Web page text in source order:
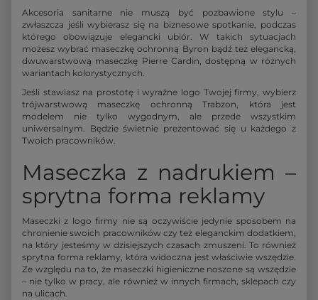
Akcesoria sanitarne nie muszą być pozbawione stylu –
zwłaszcza jeśli wybierasz się na biznesowe spotkanie, podczas
którego obowiązuje elegancki ubiór. W takich sytuacjach
możesz wybrać maseczkę ochronną Byron bądź też elegancką,
dwuwarstwową maseczkę Pierre Cardin, dostępną w różnych
wariantach kolorystycznych.
Jeśli stawiasz na prostotę i wyraźne logo Twojej firmy, wybierz
trójwarstwową maseczkę ochronną Trabzon, która jest
modelem nie tylko wygodnym, ale przede wszystkim
uniwersalnym. Będzie świetnie prezentować się u każdego z
Twoich pracowników.
Maseczka z nadrukiem –
sprytna forma reklamy
Maseczki z logo firmy nie są oczywiście jedynie sposobem na
chronienie swoich pracowników czy też eleganckim dodatkiem,
na który jesteśmy w dzisiejszych czasach zmuszeni. To również
sprytna forma reklamy, która widoczna jest właściwie wszędzie.
Ze względu na to, że maseczki higieniczne noszone są wszędzie
– nie tylko w pracy, ale również w innych firmach, sklepach czy
na ulicach.